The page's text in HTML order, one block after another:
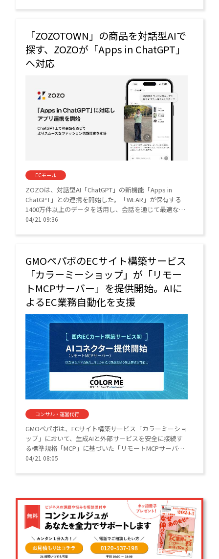
「ZOZOTOWN」の商品を対話型AIで
探す、ZOZOが「Apps in ChatGPT」
へ対応
ECモール
ZOZOは、対話型AI「ChatGPT」の新機能「Apps in
ChatGPT」との連携を開始した。「WEAR」が保有する
1400万件以上のデータを活用し、会話を通じて最適なコ
ーディネートや「ZOZOTOWN」のアイテムを提案す
04/21 09:36
GMOペパボのECサイト構築サービス
「カラーミーショップ」が「リモー
トMCPサーバー」を提供開始。AIに
よるEC業務自動化を支援
コンサル・運営代行
GMOペパボは、ECサイト構築サービス「カラーミーショ
ップ」において、生成AIと外部サービスを安全に接続す
る標準規格「MCP」に基づいた「リモートMCPサーバ
ー」の提供を開始した。
04/21 08:05